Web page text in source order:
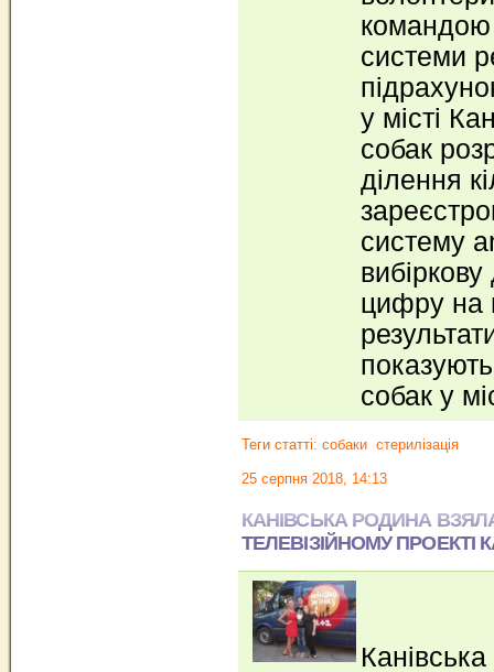
системи
у місті
собак
ділення
систему
цифру на
собак у
Теги статті: собаки стерилізація
25 серпня 2018, 14:13
КАНІВСЬКА РОДИНА
ТЕЛЕВІЗІЙНОМУ ПРОЕКТІ